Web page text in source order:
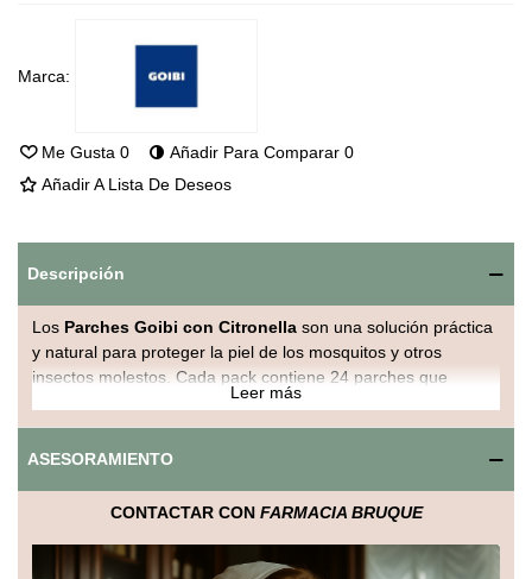
Marca:
Me Gusta 0 Añadir Para Comparar 0
Añadir A Lista De Deseos
Descripción
Los Parches Goibi con Citronella son una solución práctica
y natural para proteger la piel de los mosquitos y otros
insectos molestos. Cada pack contiene 24 parches que
liberan lentamente el aroma de citronella, conocido por sus
propiedades repelentes.
Fáciles de usar y llevar, estos parches son ideales para
actividades al aire libre, viajes o el día a día, brindando una
protección continua y sin necesidad de aplicar líquidos o
sprays.
Leer más
ASESORAMIENTO
CONTACTAR CON FARMACIA BRUQUE